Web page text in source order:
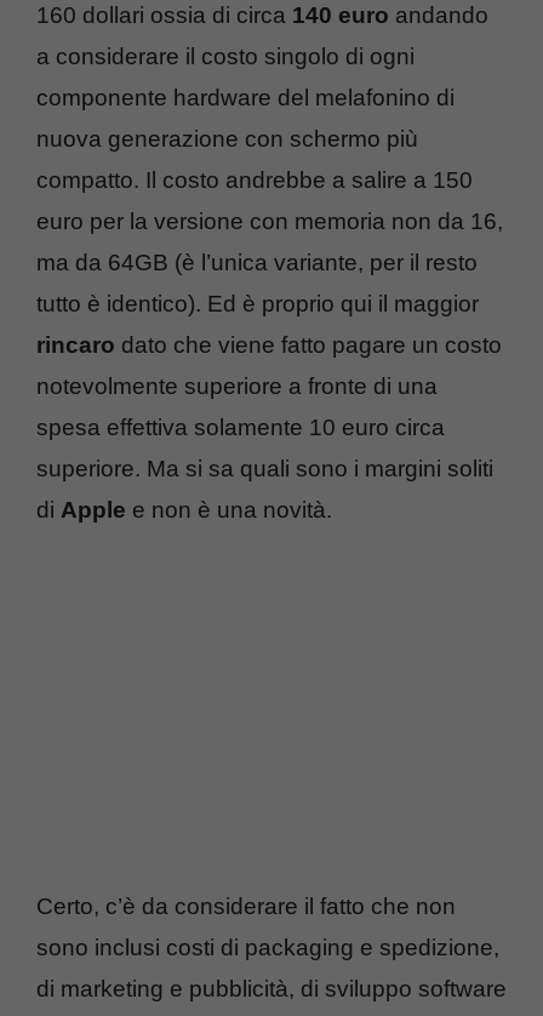
160 dollari ossia di circa 140 euro andando
a considerare il costo singolo di ogni
componente hardware del melafonino di
nuova generazione con schermo più
compatto. Il costo andrebbe a salire a 150
euro per la versione con memoria non da 16,
ma da 64GB (è l’unica variante, per il resto
tutto è identico). Ed è proprio qui il maggior
rincaro dato che viene fatto pagare un costo
notevolmente superiore a fronte di una
spesa effettiva solamente 10 euro circa
superiore. Ma si sa quali sono i margini soliti
di Apple e non è una novità.
Certo, c’è da considerare il fatto che non
sono inclusi costi di packaging e spedizione,
di marketing e pubblicità, di sviluppo software